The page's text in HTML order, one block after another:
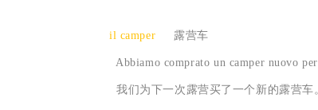
il camper 露营车
Abbiamo comprato un camper nuovo
我们为下一次露营买了一个新的露营车